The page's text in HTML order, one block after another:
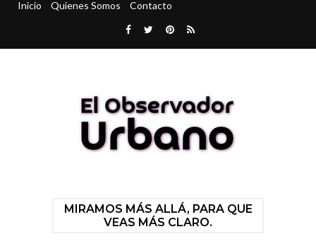
Inicio Quienes Somos Contacto
MIRAMOS MÁS ALLÁ, PARA QUE
VEAS MÁS CLARO.